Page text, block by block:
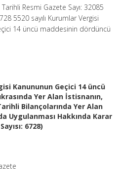
Resmi Gazete Sayı: 32085
5520 sayılı Kurumlar Vergisi
14 üncü maddesinin dördüncü
Kanununun Geçici 14 üncü
Yer Alan İstisnanın,
Bilançolarında Yer Alan
Uygulanması Hakkında Karar
6728)